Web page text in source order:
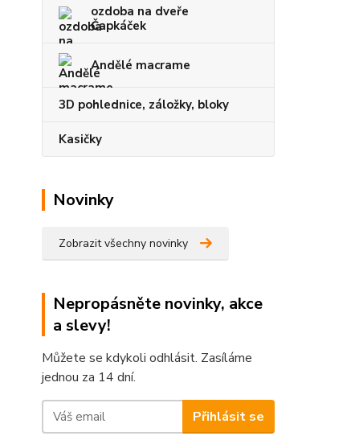
ozdoba na dveře
Čapkáček
Andělé macrame
3D pohlednice, záložky, bloky
Kasičky
Novinky
Zobrazit všechny novinky
Nepropásněte novinky, akce
a slevy!
Můžete se kdykoli odhlásit. Zasíláme
jednou za 14 dní.
Přihlásit se